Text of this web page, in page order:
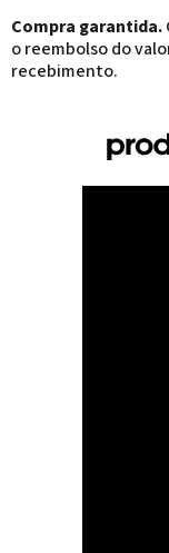
Compra garantida.
o reembolso do
recebimento.